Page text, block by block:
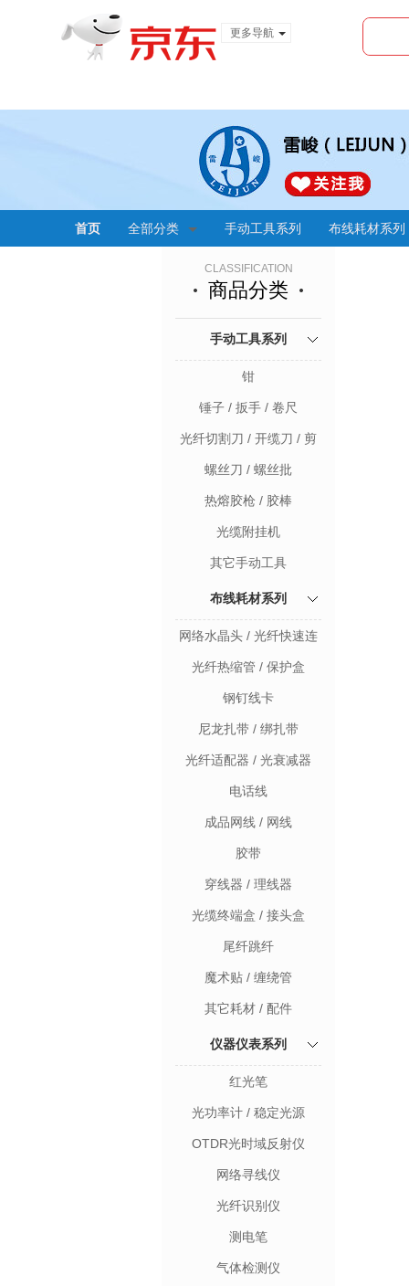
更多导航
首页 全部分类 手动工具系列 布线耗材系列
CLASSIFICATION
商品分类
手动工具系列
钳
锤子 / 扳手 / 卷尺
光纤切割刀 / 开缆刀 / 剪
刀 / 美工刀
螺丝刀 / 螺丝批
热熔胶枪 / 胶棒
光缆附挂机
其它手动工具
布线耗材系列
网络水晶头 / 光纤快速连
接器 / 网络接线子
光纤热缩管 / 保护盒
钢钉线卡
尼龙扎带 / 绑扎带
光纤适配器 / 光衰减器
电话线
成品网线 / 网线
胶带
穿线器 / 理线器
光缆终端盒 / 接头盒
尾纤跳纤
魔术贴 / 缠绕管
其它耗材 / 配件
仪器仪表系列
红光笔
光功率计 / 稳定光源
OTDR光时域反射仪
网络寻线仪
光纤识别仪
测电笔
气体检测仪